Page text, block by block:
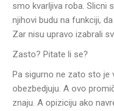
smo kvarljiva roba. Slicni
njihovi budu na funkciji,
Zar nisu upravo izabrali
Zasto? Pitate li se?
Pa sigurno ne zato sto je
obezbedjuju. A ovo
znaju. A opiziciju ako